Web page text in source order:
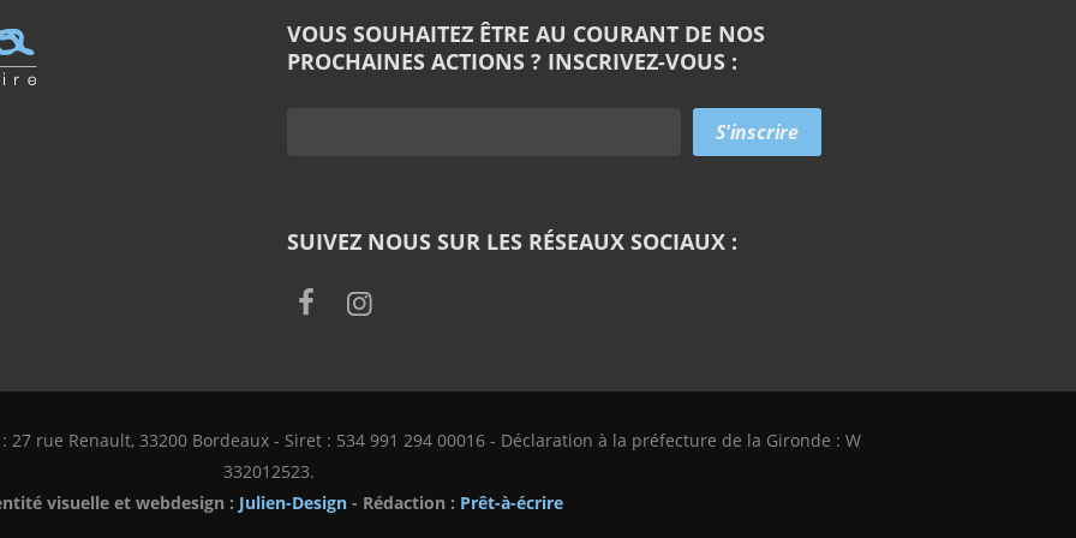
VOUS SOUHAITEZ ÊTRE AU COURANT DE NOS
PROCHAINES ACTIONS ? INSCRIVEZ-VOUS :
SUIVEZ NOUS SUR LES RÉSEAUX SOCIAUX :
27 rue Renault, 33200 Bordeaux - Siret : 534 991 294 00016 - Déclaration à la préfecture de la Gironde : W
332012523.
visuelle et webdesign : Julien-Design- Rédaction : Prêt-à-écrire